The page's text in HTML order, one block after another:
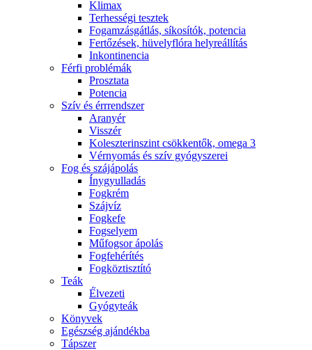
Klimax
Terhességi tesztek
Fogamzásgátlás, síkosítók, potencia
Fertőzések, hüvelyflóra helyreállítás
Inkontinencia
Férfi problémák
Prosztata
Potencia
Szív és érrrendszer
Aranyér
Visszér
Koleszterinszint csökkentők, omega 3
Vérnyomás és szív gyógyszerei
Fog és szájápolás
Í́nygyulladás
Fogkrém
Szájvíz
Fogkefe
Fogselyem
Műfogsor ápolás
Fogfehérítés
Fogköztisztító
Teák
É́lvezeti
Gyógyteák
Könyvek
Egészség ajándékba
Tápszer